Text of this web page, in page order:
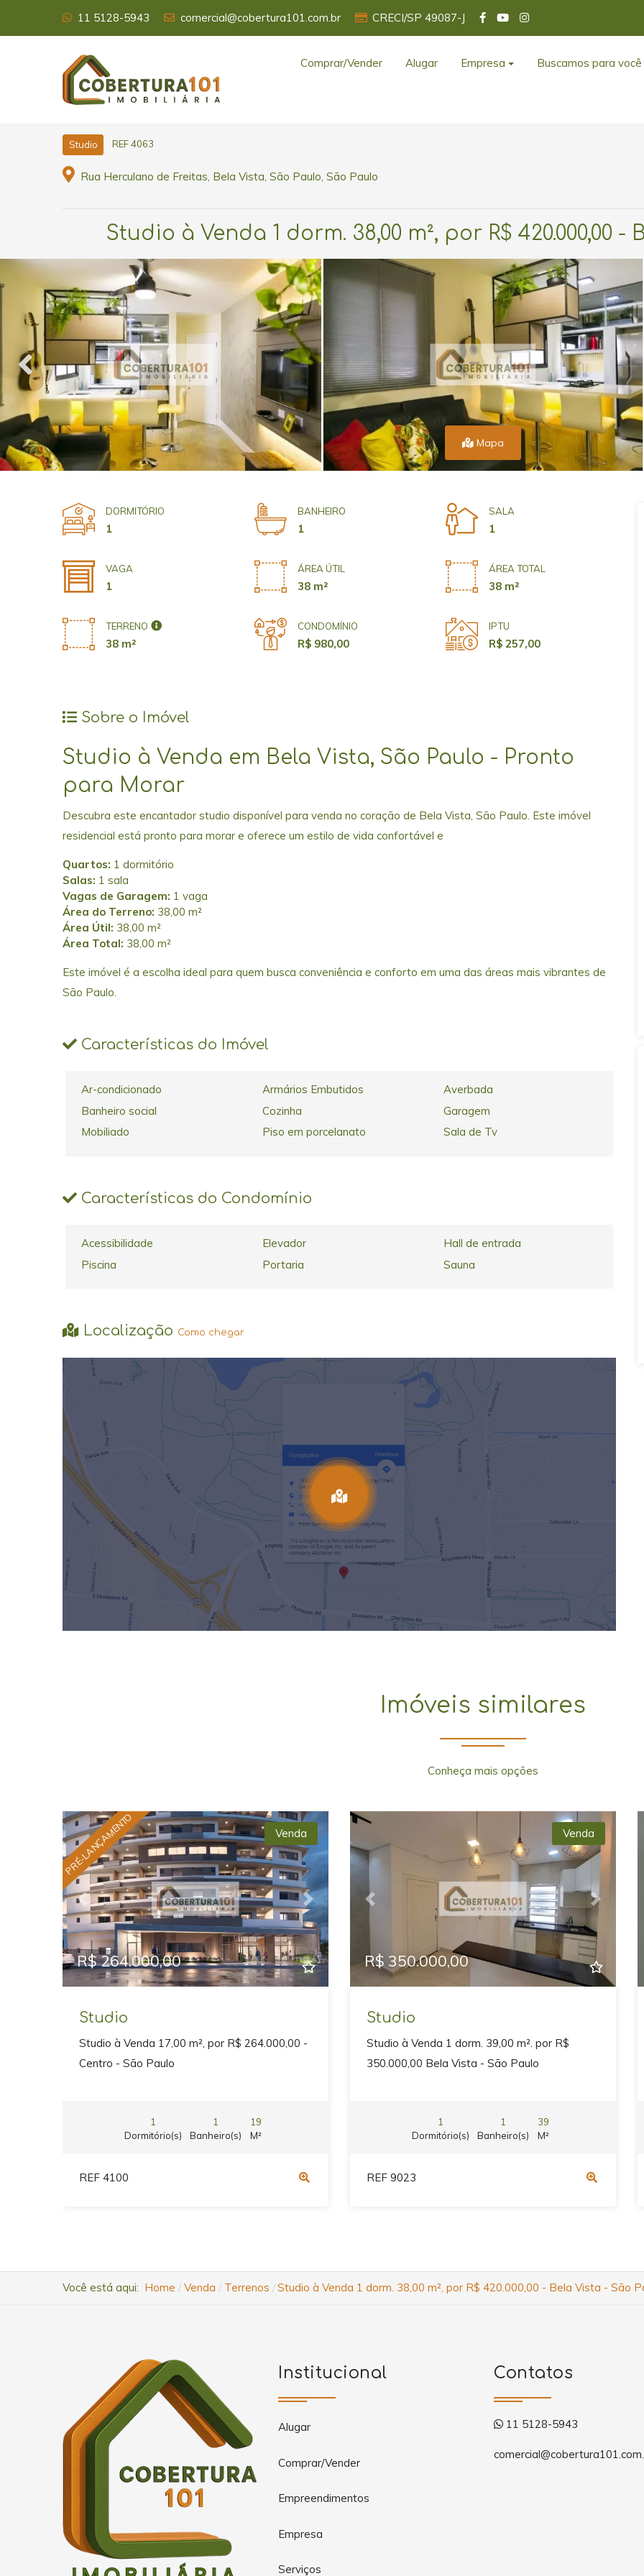
11 5128-5943 comercial@cobertura101.com.br CRECI/SP 49087-J
Comprar/Vender Alugar Empresa Buscamos para você
Studio REF 4063
Rua Herculano de Freitas, Bela Vista, São Paulo, São Paulo
Studio à Venda 1 dorm. 38,00 m², por R$ 420.000,00
Mapa
DORMITÓRIO
1
BANHEIRO
1
SALA
1
VAGA
1
ÁREA ÚTIL
38 m²
ÁREA TOTAL
38 m²
TERRENO
38 m²
CONDOMÍNIO
R$ 980,00
IPTU
R$ 257,00
Sobre o Imóvel
Studio à Venda em Bela Vista, São Paulo - Pronto
para Morar
Descubra este encantador studio disponível para venda no coração de Bela Vista, São Paulo. Este imóvel
residencial está pronto para morar e oferece um estilo de vida confortável e
Quartos: 1 dormitório
Salas: 1 sala
Vagas de Garagem: 1 vaga
Área do Terreno: 38,00 m²
Área Útil: 38,00 m²
Área Total: 38,00 m²
Este imóvel é a escolha ideal para quem busca conveniência e conforto em uma das áreas mais vibrantes de
São Paulo.
Características do Imóvel
Ar-condicionado Armários Embutidos
Averbada
Banheiro social
Cozinha
Garagem
Mobiliado
Piso em porcelanato Sala de Tv
Características do Condomínio
Acessibilidade Elevador
Hall de entrada
Piscina
Portaria Sauna
Localização Como chegar
Imóveis similares
Conheça mais opções
Previous Next
PRÉ-LANÇAMENTO Venda
R$ 264.000,00
Studio
Studio à Venda 17,00 m², por R$ 264.000,00 -
Centro - São Paulo
1
Dormitório(s)
1
Banheiro(s)
19
M²
REF 4100
Previous Next
Venda
R$ 350.000,00
Studio
Studio à Venda 1 dorm. 39,00 m². por R$
350.000,00 Bela Vista - São Paulo
1
Dormitório(s)
1
Banheiro(s)
39
M²
REF 9023
Você está aqui: Home Venda Terrenos Studio à Venda 1 dorm. 38,00 m², por R$ 420.000,00 - Bela Vista - São
Institucional
Alugar
Comprar/Vender
Empreendimentos
Empresa
Serviços
Contatos
11 5128-5943